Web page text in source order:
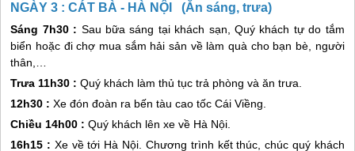
NGÀY 3 : CÁT BÀ - HÀ NỘI (Ăn sáng, trưa)
Sáng 7h30 : Sau bữa sáng tại khách sạn, Quý khách tự do tắm
biển hoặc đi chợ mua sắm hải sản về làm quà cho bạn bè, người
thân,…
Trưa 11h30 : Quý khách làm thủ tục trả phòng và ăn trưa.
12h30 : Xe đón đoàn ra bến tàu cao tốc Cái Viềng.
Chiều 14h00 : Quý khách lên xe về Hà Nội.
16h15 : Xe về tới Hà Nội. Chương trình kết thúc, chúc quý khách